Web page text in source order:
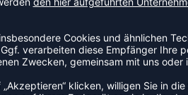
SALE